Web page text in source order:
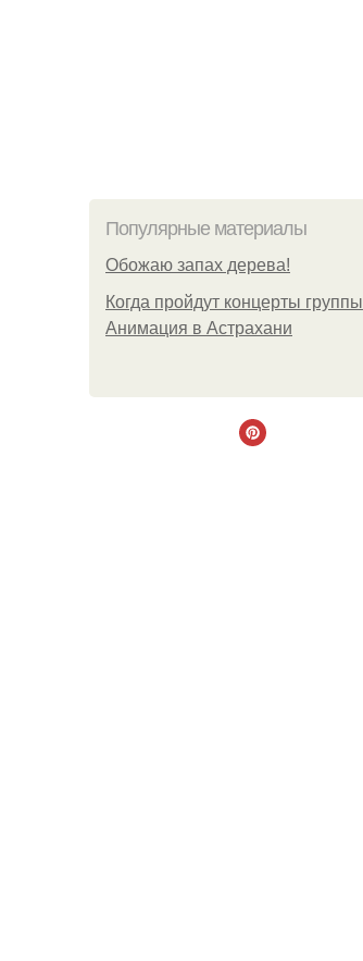
Популярные материалы
Обожaю зaпах деpева!
Когда пройдут концерты группы
Анимация в Астрахани